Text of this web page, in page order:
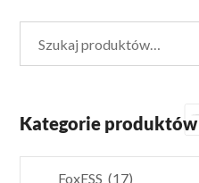
Kategorie produktów